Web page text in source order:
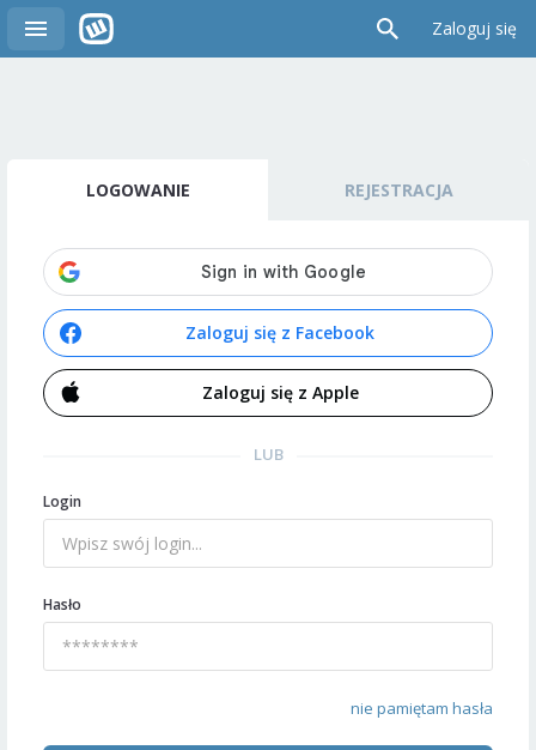
Zaloguj się
LOGOWANIE REJESTRACJA
Zaloguj się z Facebook
Zaloguj się z Apple
LUB
Login
Hasło
nie pamiętam hasła